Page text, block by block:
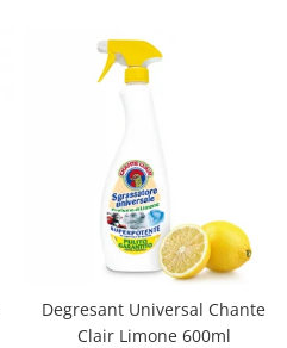
Degresant Universal Chante
Clair Limone 600ml